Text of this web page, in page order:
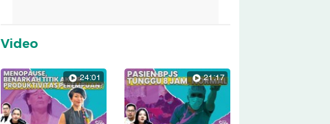
Video
24:01 21:17